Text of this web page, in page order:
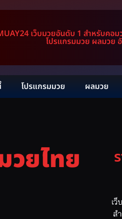
เว็บมวยอันดับ 1 สำหรับคอ
โปรแกรมมวย ผลมวย
โปรแกรมมวย ผลมวย
วยไทย
เ
ส